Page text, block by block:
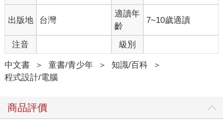
出版地 台灣
適讀年
齡
7~10歲適讀
注音 級別
中文書 ＞ 童書/青少年 ＞ 知識/百科
＞
程式設計/電腦
商品評價